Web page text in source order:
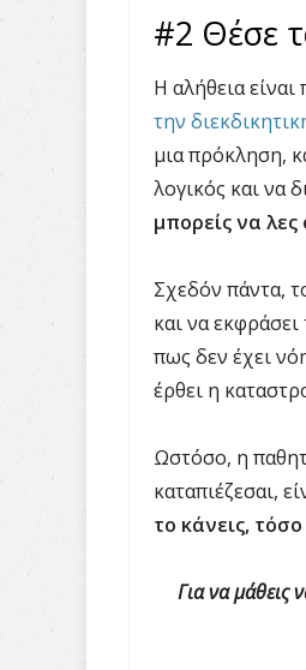
#2 Θέσε
Η αλήθεια
την
μια πρόκληση,
λογικός και να
μπορείς να
Σχεδόν πάντα,
και να
πως δεν έχει
έρθει η
Ωστόσο, η
καταπιέζεσαι,
το κάνεις,
Για να μάθεις